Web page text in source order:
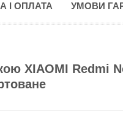
І ОПЛАТА УМОВИ
XIAOMI Redmi